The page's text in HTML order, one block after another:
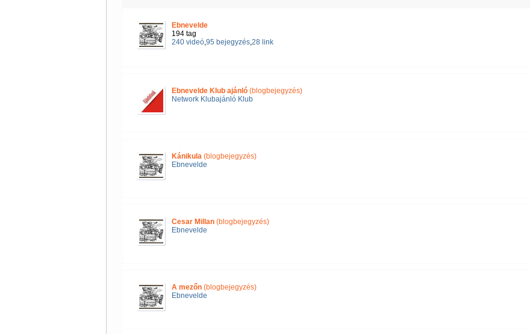
Ebnevelde
194 tag
240 videó,95 bejegyzés,28 link
Ebnevelde Klub ajánló(blogbejegyzés)
Network Klubajánló Klub
Kánikula(blogbejegyzés)
Ebnevelde
Cesar Millan(blogbejegyzés)
Ebnevelde
A mezőn(blogbejegyzés)
Ebnevelde